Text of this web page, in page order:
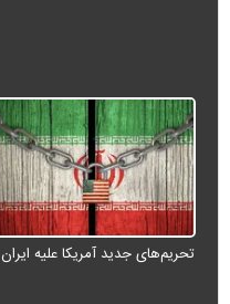
تحریم‌های جدید آمریکا علیه ایران